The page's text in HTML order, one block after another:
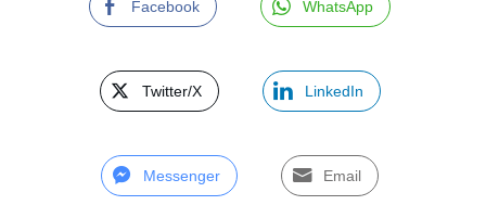
Facebook WhatsApp
Twitter/X LinkedIn
Messenger Email